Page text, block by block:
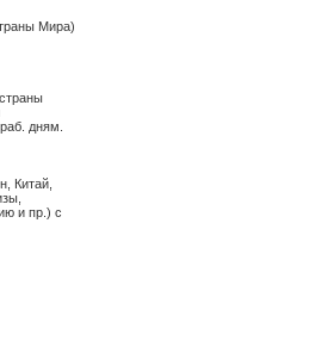
Мира)
дням.
Китай,
и пр.) с